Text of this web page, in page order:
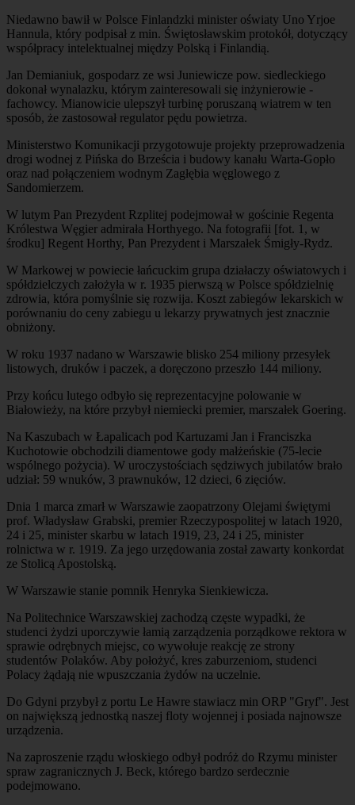
Niedawno bawił w Polsce Finlandzki minister oświaty Uno Yrjoe
Hannula, który podpisał z min. Świętosławskim protokół, dotyczący
współpracy intelektualnej między Polską i Finlandią.
Jan Demianiuk, gospodarz ze wsi Juniewicze pow. siedleckiego
dokonał wynalazku, którym zainteresowali się inżynierowie -
fachowcy. Mianowicie ulepszył turbinę poruszaną wiatrem w ten
sposób, że zastosował regulator pędu powietrza.
Ministerstwo Komunikacji przygotowuje projekty przeprowadzenia
drogi wodnej z Pińska do Brześcia i budowy kanału Warta-Gopło
oraz nad połączeniem wodnym Zagłębia węglowego z
Sandomierzem.
W lutym Pan Prezydent Rzplitej podejmował w gościnie Regenta
Królestwa Węgier admirała Horthyego. Na fotografii [fot. 1, w
środku] Regent Horthy, Pan Prezydent i Marszałek Śmigły-Rydz.
W Markowej w powiecie łańcuckim grupa działaczy oświatowych i
spółdzielczych założyła w r. 1935 pierwszą w Polsce spółdzielnię
zdrowia, która pomyślnie się rozwija. Koszt zabiegów lekarskich w
porównaniu do ceny zabiegu u lekarzy prywatnych jest znacznie
obniżony.
W roku 1937 nadano w Warszawie blisko 254 miliony przesyłek
listowych, druków i paczek, a doręczono przeszło 144 miliony.
Przy końcu lutego odbyło się reprezentacyjne polowanie w
Białowieży, na które przybył niemiecki premier, marszałek Goering.
Na Kaszubach w Łapalicach pod Kartuzami Jan i Franciszka
Kuchotowie obchodzili diamentowe gody małżeńskie (75-lecie
wspólnego pożycia). W uroczystościach sędziwych jubilatów brało
udział: 59 wnuków, 3 prawnuków, 12 dzieci, 6 zięciów.
Dnia 1 marca zmarł w Warszawie zaopatrzony Olejami świętymi
prof. Władysław Grabski, premier Rzeczypospolitej w latach 1920,
24 i 25, minister skarbu w latach 1919, 23, 24 i 25, minister
rolnictwa w r. 1919. Za jego urzędowania został zawarty konkordat
ze Stolicą Apostolską.
W Warszawie stanie pomnik Henryka Sienkiewicza.
Na Politechnice Warszawskiej zachodzą częste wypadki, że
studenci żydzi uporczywie łamią zarządzenia porządkowe rektora w
sprawie odrębnych miejsc, co wywołuje reakcję ze strony
studentów Polaków. Aby położyć, kres zaburzeniom, studenci
Polacy żądają nie wpuszczania żydów na uczelnie.
Do Gdyni przybył z portu Le Hawre stawiacz min ORP "Gryf". Jest
on największą jednostką naszej floty wojennej i posiada najnowsze
urządzenia.
Na zaproszenie rządu włoskiego odbył podróż do Rzymu minister
spraw zagranicznych J. Beck, którego bardzo serdecznie
podejmowano.